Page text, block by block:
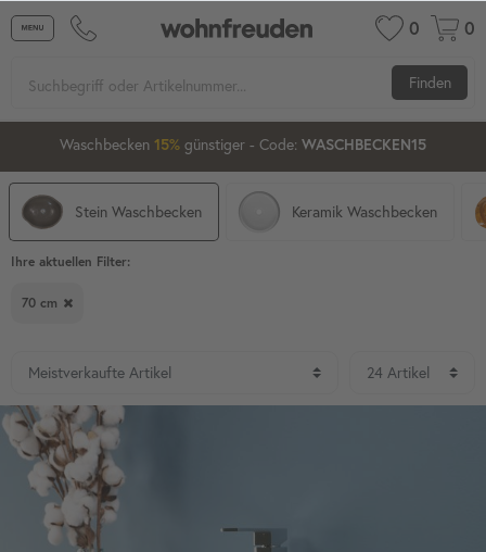
0 0
Finden
2 06 45 50
15%
Waschbecken ab 80 cm20%günstiger- Code:XXL-20
Stein Waschbecken Keramik Waschbecken
Ihre aktuellen Filter:
70 cm